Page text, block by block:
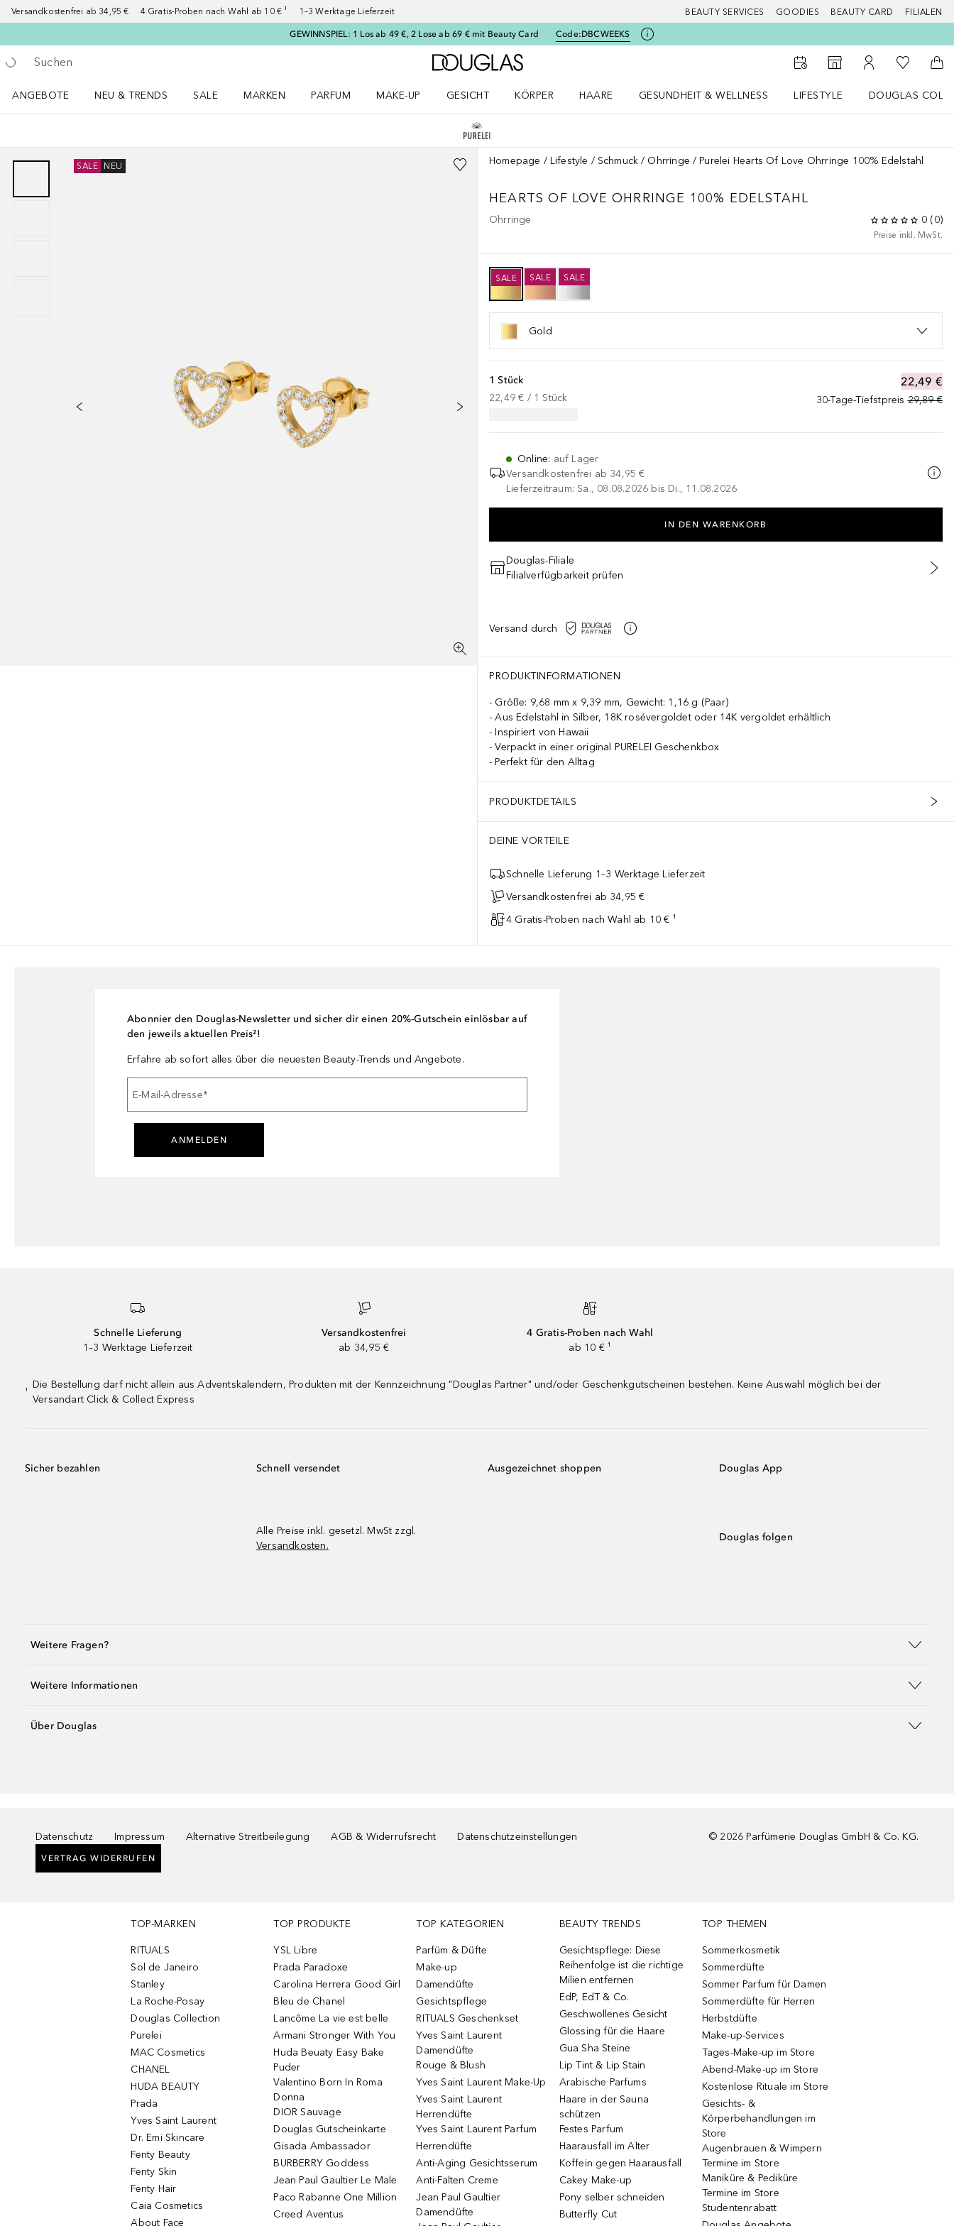
Versandkostenfrei ab 34,95 € 4 Gratis-Proben nach Wahl ab 10 € ¹ 1–3 Werktage Lieferzeit BEAUTY SERVICES GOODIES BEAUTY CARD FILIALEN
GEWINNSPIEL: 1 Los ab 49 €, 2 Lose ab 69 € mit Beauty Card Code:DBCWEEKS
Gehe zurück
Suche ausführen
Zur Douglas Startseite
Zum Storefinder
Zu Meinem
Zu Meiner
ANGEBOTE
NEU & TRENDS
SALE
MARKEN
PARFUM
MAKE-UP
GESICHT
KÖRPER
HAARE
GESUNDHEIT & WELLNESS
LIFESTYLE
DOUGLAS
NEU
SALE Homepage Lifestyle Schmuck Ohrringe Purelei Hearts Of Love Ohrringe 100% Edelstahl
HEARTS OF LOVE OHRRINGE 100% EDELSTAHL
Ohrringe 0 (0)
Preise inkl. MwSt.
SALE SALE SALE
Gold
22,49 €
30-Tage-Tiefstpreis 29,89 €
1 Stück
22,49 € / 1 Stück
Online: auf Lager
Versandkostenfrei ab 34,95 €
Lieferzeitraum: Sa., 08.08.2026 bis Di., 11.08.2026
IN DEN WARENKORB
Douglas-Filiale
Filialverfügbarkeit prüfen
Versand durch
PRODUKTINFORMATIONEN
Größe: 9,68 mm x 9,39 mm, Gewicht: 1,16 g (Paar)
Aus Edelstahl in Silber, 18K rosévergoldet oder 14K vergoldet erhältlich
Inspiriert von Hawaii
Verpackt in einer original PURELEI Geschenkbox
Perfekt für den Alltag
PRODUKTDETAILS
DEINE VORTEILE
Schnelle Lieferung 1–3 Werktage Lieferzeit
Versandkostenfrei ab 34,95 €
4 Gratis-Proben nach Wahl ab 10 € ¹
Abonnier den Douglas-Newsletter und sicher dir einen 20%-Gutschein einlösbar auf
den jeweils aktuellen Preis²!
Erfahre ab sofort alles über die neuesten Beauty-Trends und Angebote.
E-Mail-Adresse*
ANMELDEN
Schnelle Lieferung
1–3 Werktage Lieferzeit
Versandkostenfrei
ab 34,95 €
4 Gratis-Proben nach Wahl
ab 10 € ¹
¹
Die Bestellung darf nicht allein aus Adventskalendern, Produkten mit der Kennzeichnung "Douglas Partner" und/oder Geschenkgutscheinen bestehen. Keine Auswahl möglich bei der
Versandart Click & Collect Express
Sicher bezahlen Schnell versendet
Alle Preise inkl. gesetzl. MwSt zzgl.
Versandkosten.
Ausgezeichnet shoppen Douglas App
Douglas folgen
Weitere Fragen?
Weitere Informationen
Über Douglas
Datenschutz Impressum Alternative Streitbeilegung AGB & Widerrufsrecht Datenschutzeinstellungen
VERTRAG WIDERRUFEN
© 2026 Parfümerie Douglas GmbH & Co. KG.
TOP-MARKEN
RITUALS
Sol de Janeiro
Stanley
La Roche-Posay
Douglas Collection
Purelei
MAC Cosmetics
CHANEL
HUDA BEAUTY
Prada
Yves Saint Laurent
Dr. Emi Skincare
Fenty Beauty
Fenty Skin
Fenty Hair
Caia Cosmetics
About Face
TOP PRODUKTE
YSL Libre
Prada Paradoxe
Carolina Herrera Good Girl
Bleu de Chanel
Lancôme La vie est belle
Armani Stronger With You
Huda Beuaty Easy Bake
Puder
Valentino Born In Roma
Donna
DIOR Sauvage
Douglas Gutscheinkarte
Gisada Ambassador
BURBERRY Goddess
Jean Paul Gaultier Le Male
Paco Rabanne One Million
Creed Aventus
TOP KATEGORIEN
Parfüm & Düfte
Make-up
Damendüfte
Gesichtspflege
RITUALS Geschenkset
Yves Saint Laurent
Damendüfte
Rouge & Blush
Yves Saint Laurent Make-Up
Yves Saint Laurent
Herrendüfte
Yves Saint Laurent Parfum
Herrendüfte
Anti-Aging Gesichtsserum
Anti-Falten Creme
Jean Paul Gaultier
Damendüfte
BEAUTY TRENDS
Gesichtspflege: Diese
Reihenfolge ist die richtige
Milien entfernen
EdP, EdT & Co.
Geschwollenes Gesicht
Glossing für die Haare
Gua Sha Steine
Lip Tint & Lip Stain
Arabische Parfums
Haare in der Sauna
schützen
Festes Parfum
Haarausfall im Alter
Koffein gegen Haarausfall
Cakey Make-up
Pony selber schneiden
Butterfly Cut
TOP THEMEN
Sommerkosmetik
Sommerdüfte
Sommer Parfum für Damen
Sommerdüfte für Herren
Herbstdüfte
Make-up-Services
Tages-Make-up im Store
Abend-Make-up im Store
Kostenlose Rituale im Store
Gesichts- &
Körperbehandlungen im
Store
Augenbrauen & Wimpern
Termine im Store
Maniküre & Pediküre
Termine im Store
Studentenrabatt